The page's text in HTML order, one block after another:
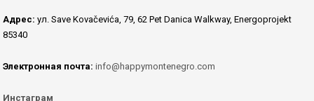
Адрес: ул. Save Kovačevića, 79, 62 Pet Danica Walkway, Energoprojekt
85340
Электронная почта: info@happymontenegro.com
Инстаграм